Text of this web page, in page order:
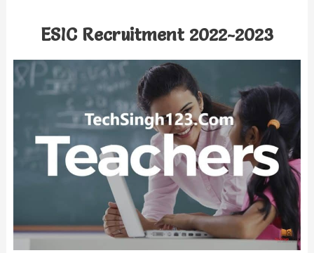
ESIC Recruitment 2022-2023